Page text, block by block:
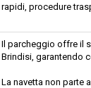
rapidi, procedure
Il parcheggio offre il
Brindisi, garantendo
La navetta non parte